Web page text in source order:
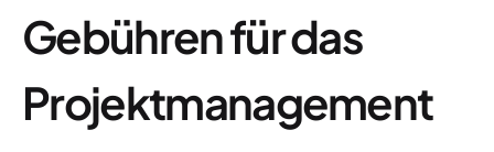
Gebühren für das
Projektmanagement